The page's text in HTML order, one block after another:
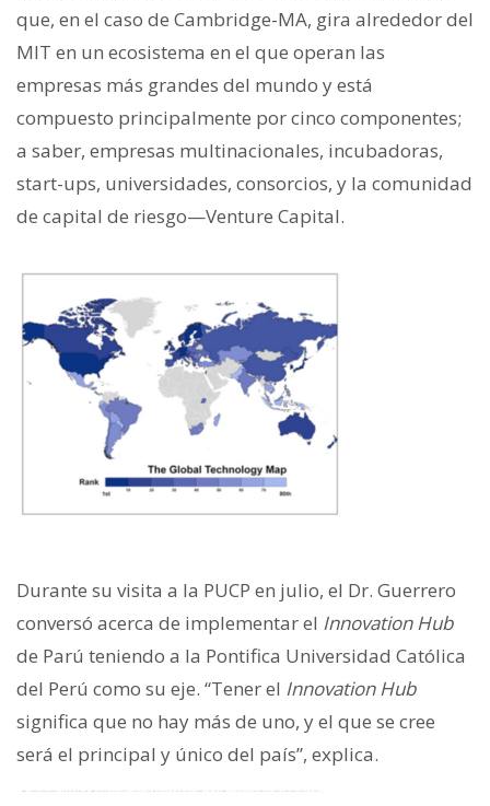
que, en el caso de Cambridge-MA, gira alrededor del
MIT en un ecosistema en el que operan las
empresas más grandes del mundo y está
compuesto principalmente por cinco componentes;
a saber, empresas multinacionales, incubadoras,
start-ups, universidades, consorcios, y la comunidad
de capital de riesgo—Venture Capital.
Durante su visita a la PUCP en julio, el Dr. Guerrero
conversó acerca de implementar el Innovation Hub
de Parú teniendo a la Pontifica Universidad Católica
del Perú como su eje. “Tener el Innovation Hub
significa que no hay más de uno, y el que se cree
será el principal y único del país”, explica.